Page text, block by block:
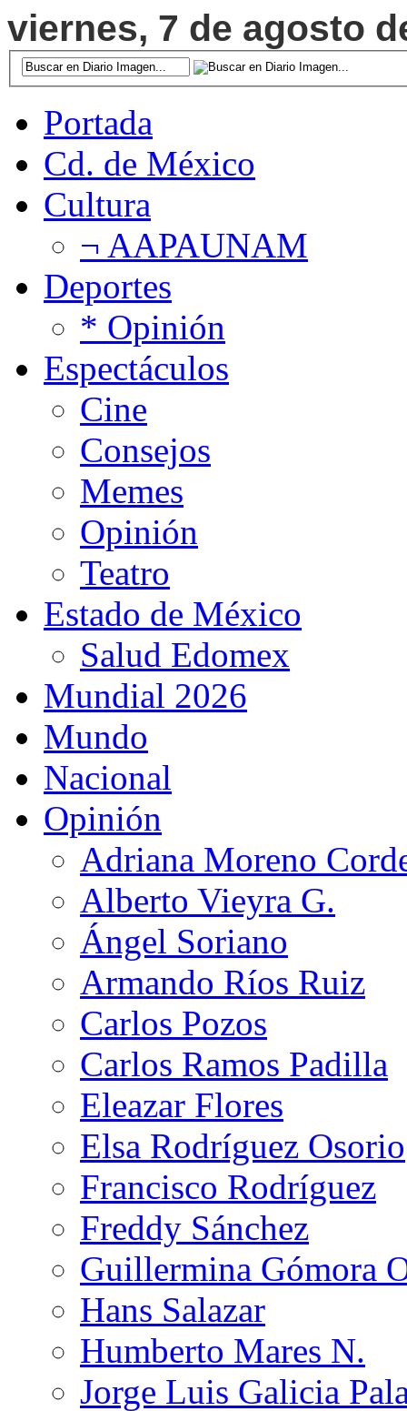
viernes, 7 de agosto
Portada
Cd. de México
Cultura
¬ AAPAUNAM
Deportes
* Opinión
Espectáculos
Cine
Consejos
Memes
Opinión
Teatro
Estado de México
Salud Edomex
Mundial 2026
Mundo
Nacional
Opinión
Adriana Moreno
Alberto Vieyra G.
Ángel Soriano
Armando Ríos Ruiz
Carlos Pozos
Carlos Ramos Padilla
Eleazar Flores
Elsa Rodríguez Osorio
Francisco Rodríguez
Freddy Sánchez
Guillermina Gómora
Hans Salazar
Humberto Mares N.
Jorge Luis Galicia